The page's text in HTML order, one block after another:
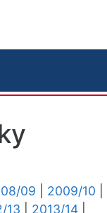
09 2009/10
13 2013/14